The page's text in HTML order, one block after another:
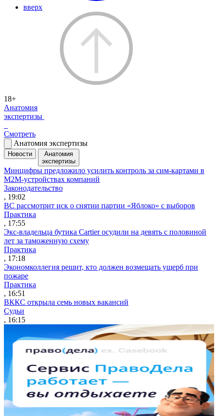
вверх
18+
Анатомия
экспертизы
Смотреть
Анатомия экспертизы
Новости
Анатомия
экспертизы
Минцифры предложило усилить контроль за сим-картами в
M2M-устройствах компаний
Законодательство
, 19:02
ВС рассмотрит иск о снятии партии «Яблоко» с выборов
Практика
, 17:55
Экс-владельца бутика Cartier осудили на девять с половиной
лет за таможенную схему
Практика
, 17:18
Экономколлегия решит, кто должен возмещать ущерб при
пожаре
Практика
, 16:51
ВККС открыла семь новых вакансий
Судьи
, 16:15